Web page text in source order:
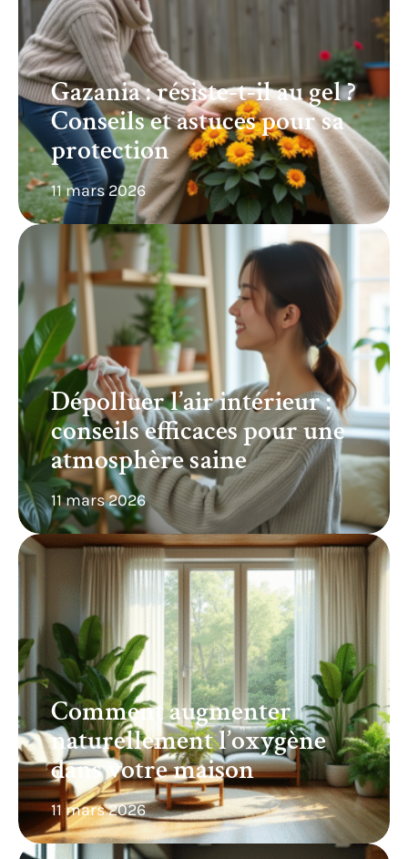
Gazania : résiste-t-il au gel ?
Conseils et astuces pour sa
protection
11 mars 2026
Dépolluer l’air intérieur :
conseils efficaces pour une
atmosphère saine
11 mars 2026
Comment augmenter
naturellement l’oxygène
dans votre maison
11 mars 2026